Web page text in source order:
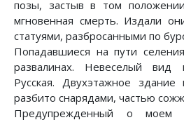
позы, застыв в том
мгновенная смерть. Издали
статуями, разбросанными по
Попадавшиеся на пути
развалинах. Невеселый вид
Русская. Двухэтажное
разбито снарядами, частью
Предупрежденный о моем